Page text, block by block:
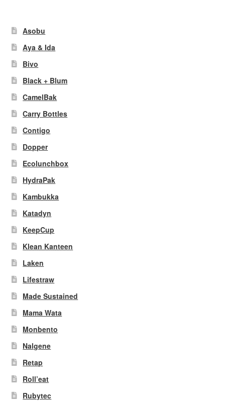
Asobu
Aya & Ida
Bivo
Black + Blum
CamelBak
Carry Bottles
Contigo
Dopper
Ecolunchbox
HydraPak
Kambukka
Katadyn
KeepCup
Klean Kanteen
Laken
Lifestraw
Made Sustained
Mama Wata
Monbento
Nalgene
Retap
Roll’eat
Rubytec